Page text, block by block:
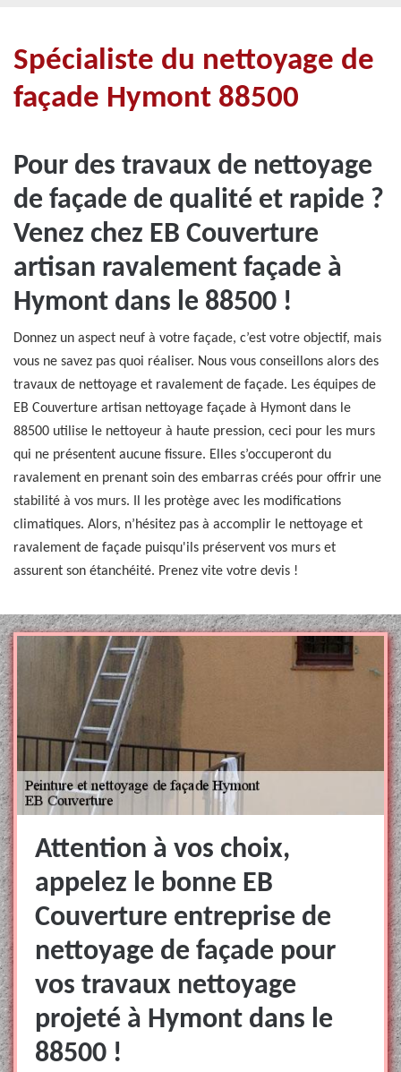
Spécialiste du nettoyage de
façade Hymont 88500
Pour des travaux de nettoyage
de façade de qualité et rapide ?
Venez chez EB Couverture
artisan ravalement façade à
Hymont dans le 88500 !
Donnez un aspect neuf à votre façade, c’est votre objectif, mais
vous ne savez pas quoi réaliser. Nous vous conseillons alors des
travaux de nettoyage et ravalement de façade. Les équipes de
EB Couverture artisan nettoyage façade à Hymont dans le
88500 utilise le nettoyeur à haute pression, ceci pour les murs
qui ne présentent aucune fissure. Elles s’occuperont du
ravalement en prenant soin des embarras créés pour offrir une
stabilité à vos murs. Il les protège avec les modifications
climatiques. Alors, n’hésitez pas à accomplir le nettoyage et
ravalement de façade puisqu'ils préservent vos murs et
assurent son étanchéité. Prenez vite votre devis !
Attention à vos choix,
appelez le bonne EB
Couverture entreprise de
nettoyage de façade pour
vos travaux nettoyage
projeté à Hymont dans le
88500 !